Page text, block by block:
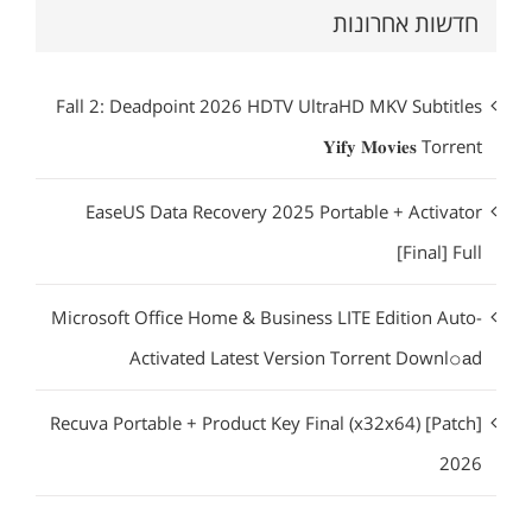
חדשות אחרונות
Fall 2: Deadpoint 2026 HDTV UltraHD MKV Subtitles
𝐘𝐢𝐟𝐲 𝐌𝐨𝐯𝐢𝐞𝐬 Torrent
EaseUS Data Recovery 2025 Portable + Activator
[Final] Full
Microsoft Office Home & Business LITE Edition Auto-
Activated Latest Version Torrent Downl𝚘аd
Recuva Portable + Product Key Final (x32x64) [Patch]
2026